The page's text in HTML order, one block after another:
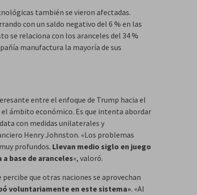
también se vieron afectadas.
con un saldo negativo del 6 % en las
se relaciona con los aranceles del 34 %
manufactura la mayoría de sus
entre el enfoque de Trump hacia el
ámbito económico. Es que intenta abordar
con medidas unilaterales y
Henry Johnston. «Los problemas
profundos. Llevan medio siglo en juego
base de aranceles«, valoró.
que otras naciones se aprovechan
voluntariamente en este sistema». «Al